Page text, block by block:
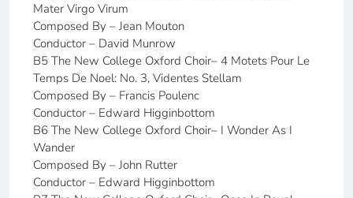
Mater Virgo Virum
Composed By – Jean Mouton
Conductor – David Munrow
B5 The New College Oxford Choir– 4 Motets Pour Le
Temps De Noel: No. 3, Videntes Stellam
Composed By – Francis Poulenc
Conductor – Edward Higginbottom
B6 The New College Oxford Choir– I Wonder As I
Wander
Composed By – John Rutter
Conductor – Edward Higginbottom